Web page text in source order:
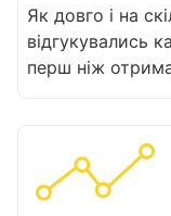
Як довго і на
відгукувались
перш ніж